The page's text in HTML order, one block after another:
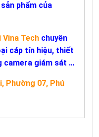
phẩm của
Vina Tech chuyên
cáp tín hiệu, thiết
camera giám sát …
Phường 07, Phú